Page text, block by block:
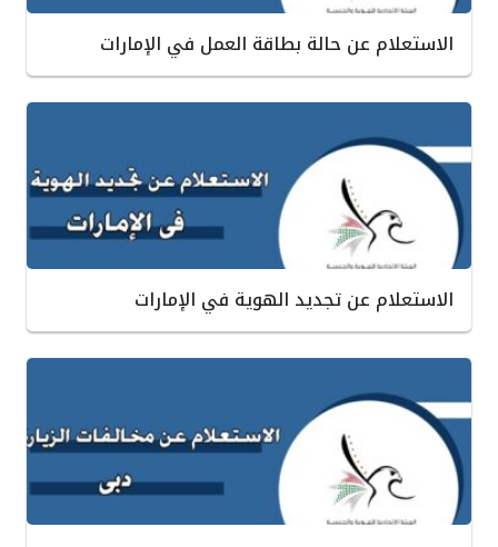
الاستعلام عن حالة بطاقة العمل في الإمارات
الاستعلام عن تجديد الهوية في الإمارات